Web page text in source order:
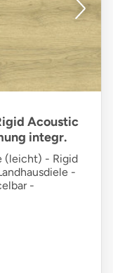
Acoustic
integr.
(leicht) - Rigid
-
-